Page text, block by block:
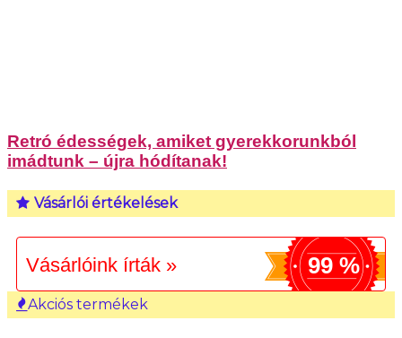
Retró édességek, amiket gyerekkorunkból
imádtunk – újra hódítanak!
Vásárlói értékelések
Vásárlóink írták » 99 %
Akciós termékek